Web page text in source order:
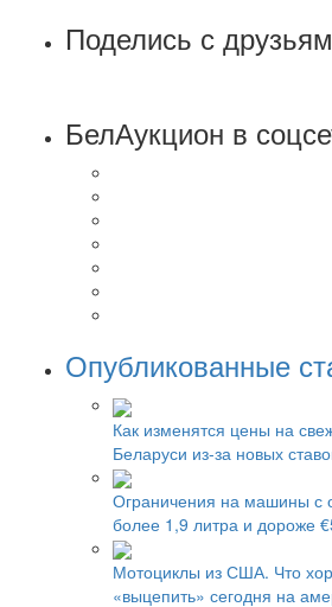
Поделись с
БелАукцион в
Опубликованные
Как изменятся цены на
Беларуси из-за новых
Ограничения на машины с
более 1,9 литра и дороже
Мотоциклы из США. Что
«выцепить» сегодня на